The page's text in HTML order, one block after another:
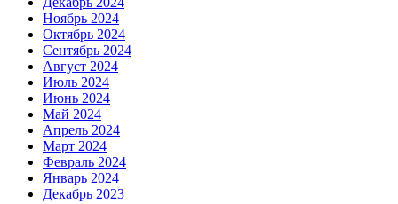
Ноябрь 2024
Октябрь 2024
Сентябрь 2024
Август 2024
Июль 2024
Июнь 2024
Май 2024
Апрель 2024
Март 2024
Февраль 2024
Январь 2024
Декабрь 2023